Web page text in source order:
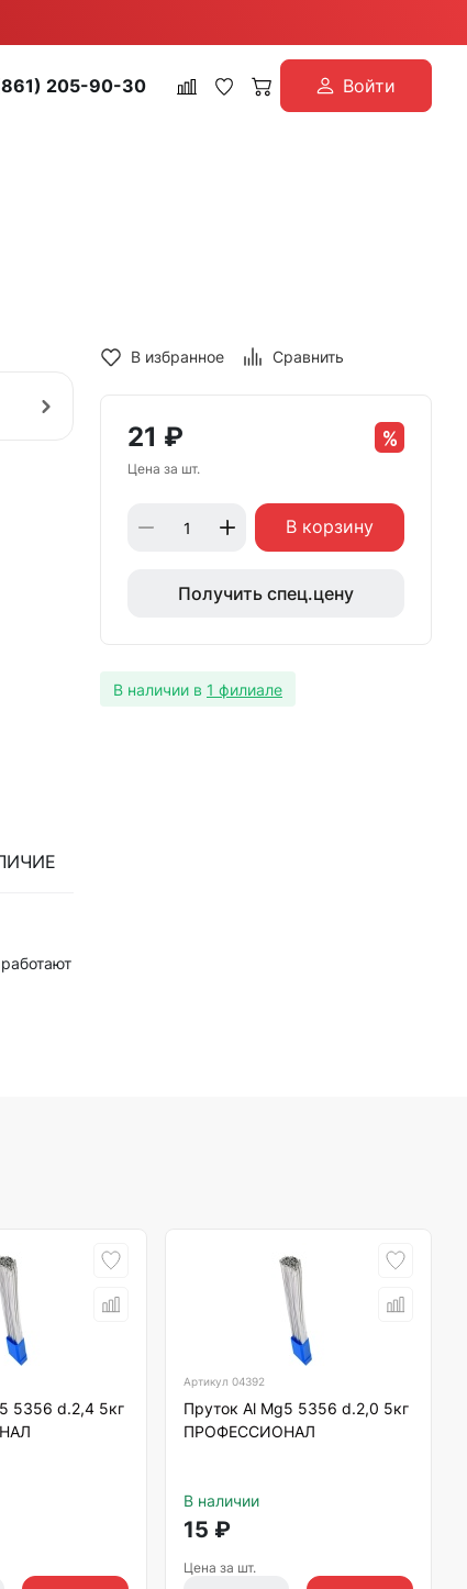
205-90-30 Войти
В избранное Сравнить
21 ₽
Цена за шт.
В корзину
Получить спец.цену
В наличии в 1 филиале
5356 d.2,4 5кг
Артикул 04392
Пруток Al Mg5 5356 d.2,0 5кг
ПРОФЕССИОНАЛ
В наличии
15 ₽
Цена за шт.